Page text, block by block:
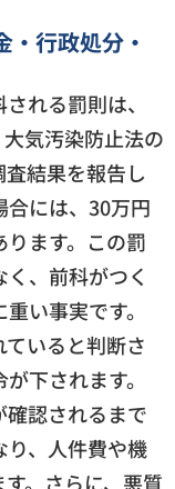
行政処分・
れる罰則は、
気汚染防止法の
結果を報告し
合には、30万円
ます。この罰
、前科がつく
い事実です。
いると判断さ
下されます。
認されるまで
り、人件費や機
。さらに、悪質